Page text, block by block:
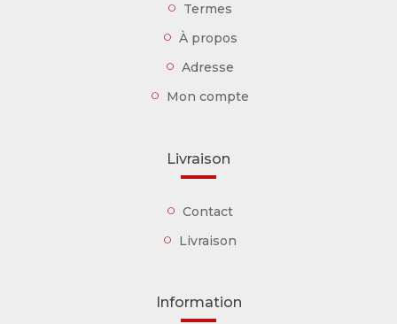
Termes
À propos
Adresse
Mon compte
Livraison
Contact
Livraison
Information